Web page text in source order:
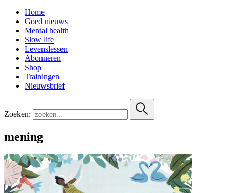
Home
Goed nieuws
Mental health
Slow life
Levenslessen
Abonneren
Shop
Trainingen
Nieuwsbrief
Zoeken:
mening